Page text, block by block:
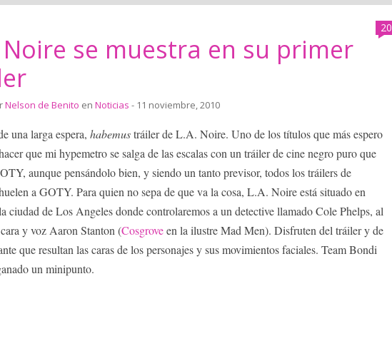
20
Noire se muestra en su primer
Nelson de Benito en Noticias - 11 noviembre, 2010
una larga espera, habemustráiler de L.A. Noire. Uno de los títulos que más espero
que mi hypemetro se salga de las escalas con un tráiler de cine negro puro que
aunque pensándolo bien, y siendo un tanto previsor, todos los tráilers de
a GOTY. Para quien no sepa de que va la cosa, L.A. Noire está situado en
ciudad de Los Angeles donde controlaremos a un detective llamado Cole Phelps, al
y voz Aaron Stanton (Cosgroveen la ilustre Mad Men). Disfruten del tráiler y de
que resultan las caras de los personajes y sus movimientos faciales. Team Bondi
un minipunto.